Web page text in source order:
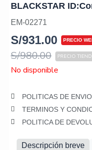
BLACKSTAR
EM-02271
S/980.00
S/931.00
No disponible
POLITICAS DE ENVIO
TERMINOS Y
POLITICA DE
Descripción breve